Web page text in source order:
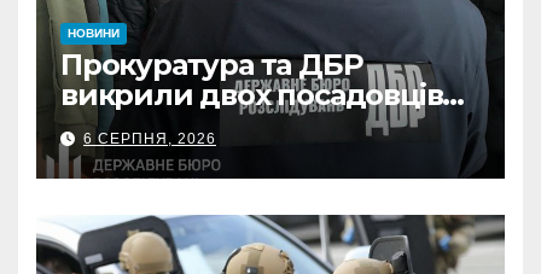
НОВИНИ
Прокуратура та ДБР
викрили двох посадовців
ДПС Сумщини на вимаганні
неправомірної вигоди у
ФОПа
6 СЕРПНЯ, 2026